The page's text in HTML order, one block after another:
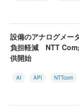
設備のアナログメー
負担軽減 NTT Com
供開始
AI API NTTcom